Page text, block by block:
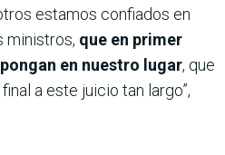
estamos confiados en
ministros, que en primer
en nuestro lugar, que
a este juicio tan largo”,